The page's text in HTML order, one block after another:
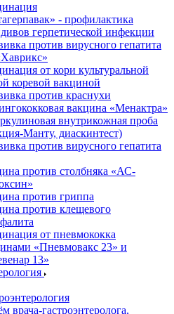
- профилактика
герпетической инфекции
против вирусного гепатита
от кори культуральной
коревой вакциной
против краснухи
вакцина «Менактра»
внутрикожная проба
Манту, диаскинтест)
против вирусного гепатита
против столбняка «АС-
против гриппа
против клещевого
от пневмококка
«Пневмовакс 23» и
13»
врача-гастроэнтеролога,